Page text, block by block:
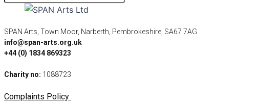
SPAN Arts, Town Moor, Narberth, Pembrokeshire, SA67 7AG
info@span-arts.org.uk
+44 (0) 1834 869323
Charity no: 1088723
Complaints Policy